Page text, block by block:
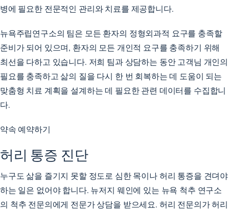
병에 필요한 전문적인 관리와 치료를 제공합니다.
뉴욕주립연구소의 팀은 모든 환자의 정형외과적 요구를 충족할
준비가 되어 있으며, 환자의 모든 개인적 요구를 충족하기 위해
최선을 다하고 있습니다. 저희 팀과 상담하는 동안 고객님 개인의
필요를 충족하고 삶의 질을 다시 한 번 회복하는 데 도움이 되는
맞춤형 치료 계획을 설계하는 데 필요한 관련 데이터를 수집합니
다.
약속 예약하기
허리 통증 진단
누구도 삶을 즐기지 못할 정도로 심한 목이나 허리 통증을 견뎌야
하는 일은 없어야 합니다. 뉴저지 웨인에 있는 뉴욕 척추 연구소
의 척추 전문의에게 전문가 상담을 받으세요. 허리 전문의가 허리